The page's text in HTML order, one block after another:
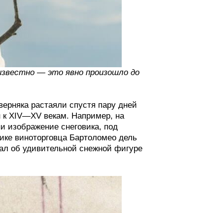
— это явно произошло до
растаяли спустя пару дней
к XIV—XV векам. Например, на
изображение снеговика, под
виноторговца Бартоломео дель
об удивительной снежной фигуре